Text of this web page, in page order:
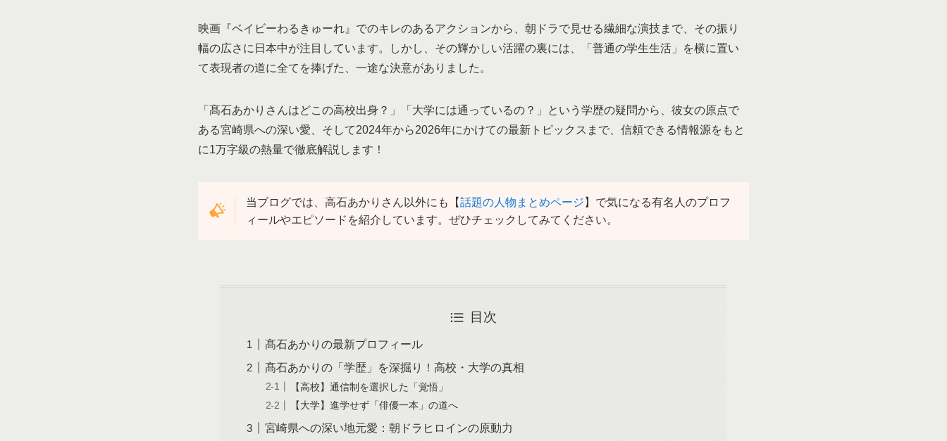
映画『ベイビーわるきゅーれ』でのキレのあるアクションから、朝ドラで見せる繊細な演技まで、その振り
幅の広さに日本中が注目しています。しかし、その輝かしい活躍の裏には、「普通の学生生活」を横に置い
て表現者の道に全てを捧げた、一途な決意がありました。
「髙石あかりさんはどこの高校出身？」「大学には通っているの？」という学歴の疑問から、彼女の原点で
ある宮崎県への深い愛、そして2024年から2026年にかけての最新トピックスまで、信頼できる情報源をもと
に1万字級の熱量で徹底解説します！
当ブログでは、高石あかりさん以外にも【話題の人物まとめページ 】で気になる有名人のプロフ
ィールやエピソードを紹介しています。ぜひチェックしてみてください。
目次
髙石あかりの最新プロフィール
髙石あかりの「学歴」を深掘り！高校・大学の真相
【高校】通信制を選択した「覚悟」
【大学】進学せず「俳優一本」の道へ
宮崎県への深い地元愛：朝ドラヒロインの原動力